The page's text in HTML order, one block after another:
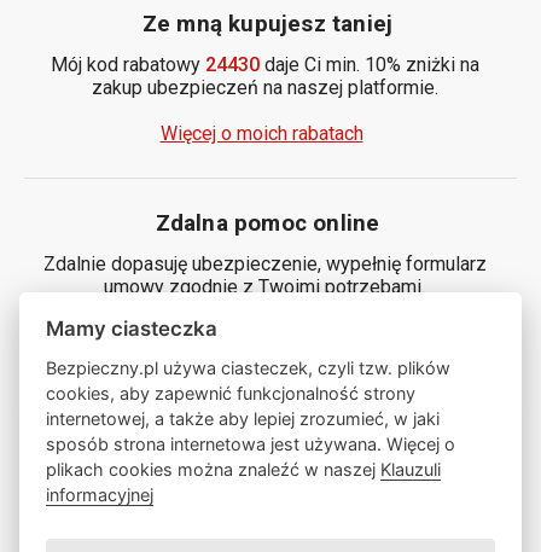
Ze mną kupujesz taniej
Mój kod rabatowy 24430daje Ci min. 10% zniżki na
zakup ubezpieczeń na naszej platformie.
Więcej o moich rabatach
Zdalna pomoc online
Zdalnie dopasuję ubezpieczenie, wypełnię formularz
umowy zgodnie z Twoimi potrzebami.
Zamów ze mną rozmowę
Mamy ciasteczka
Bezpieczny.pl używa ciasteczek, czyli tzw. plików
cookies, aby zapewnić funkcjonalność strony
internetowej, a także aby lepiej zrozumieć, w jaki
sposób strona internetowa jest używana. Więcej o
plikach cookies można znaleźć w naszej Klauzuli
informacyjnej